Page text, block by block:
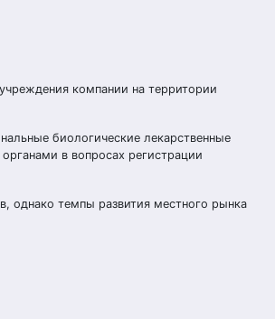
компании на территории
биологические лекарственные
в вопросах регистрации
однако темпы развития местного рынка